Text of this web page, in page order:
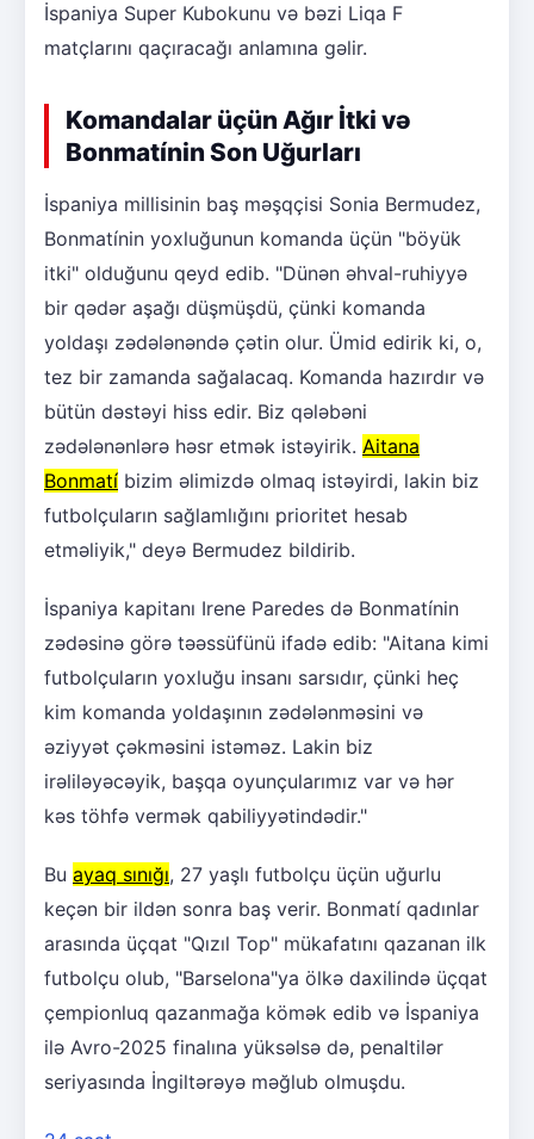
İspaniya Super Kubokunu və bəzi Liqa F
matçlarını qaçıracağı anlamına gəlir.
Komandalar üçün Ağır İtki və
Bonmatínin Son Uğurları
İspaniya millisinin baş məşqçisi Sonia Bermudez,
Bonmatínin yoxluğunun komanda üçün "böyük
itki" olduğunu qeyd edib. "Dünən əhval-ruhiyyə
bir qədər aşağı düşmüşdü, çünki komanda
yoldaşı zədələnəndə çətin olur. Ümid edirik ki, o,
tez bir zamanda sağalacaq. Komanda hazırdır və
bütün dəstəyi hiss edir. Biz qələbəni
zədələnənlərə həsr etmək istəyirik. Aitana
Bonmatí bizim əlimizdə olmaq istəyirdi, lakin biz
futbolçuların sağlamlığını prioritet hesab
etməliyik," deyə Bermudez bildirib.
İspaniya kapitanı Irene Paredes də Bonmatínin
zədəsinə görə təəssüfünü ifadə edib: "Aitana kimi
futbolçuların yoxluğu insanı sarsıdır, çünki heç
kim komanda yoldaşının zədələnməsini və
əziyyət çəkməsini istəməz. Lakin biz
irəliləyəcəyik, başqa oyunçularımız var və hər
kəs töhfə vermək qabiliyyətindədir."
Bu ayaq sınığı, 27 yaşlı futbolçu üçün uğurlu
keçən bir ildən sonra baş verir. Bonmatí qadınlar
arasında üçqat "Qızıl Top" mükafatını qazanan ilk
futbolçu olub, "Barselona"ya ölkə daxilində üçqat
çempionluq qazanmağa kömək edib və İspaniya
ilə Avro-2025 finalına yüksəlsə də, penaltilər
seriyasında İngiltərəyə məğlub olmuşdu.